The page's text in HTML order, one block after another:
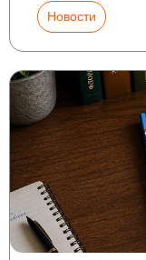
Новости